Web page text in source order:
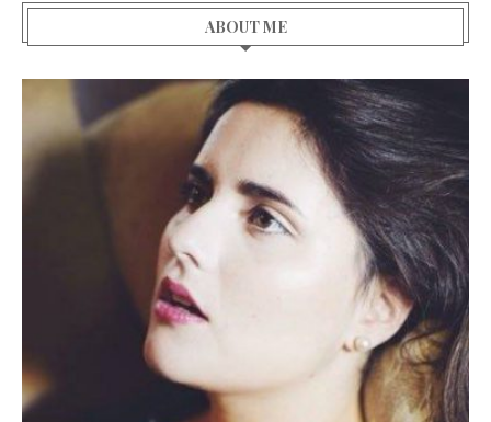
ABOUT ME